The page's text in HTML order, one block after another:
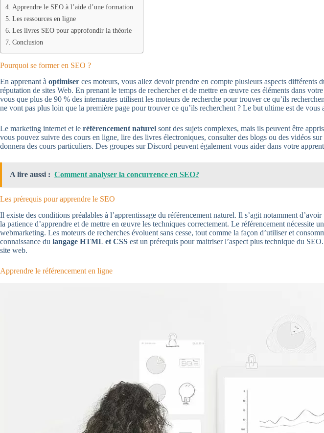
Apprendre le SEO à l’aide d’une formation
Les ressources en ligne
Les livres SEO pour approfondir la théorie
Conclusion
Pourquoi se former en SEO ?
En apprenant à optimiser ces moteurs, vous allez devoir prendre en compte plusieurs aspects différents
réputation de sites Web. En prenant le temps de rechercher et de mettre en œuvre ces éléments dans
vous que plus de 90 % des internautes utilisent les moteurs de recherche pour trouver ce qu’ils
ne vont pas plus loin que la première page pour trouver ce qu’ils recherchent ? Le but ultime est de vous
Le marketing internet et le référencement naturel sont des sujets complexes, mais ils peuvent être
vous pouvez suivre des cours en ligne, lire des livres électroniques, consulter des blogs ou des vidéos
donnera des cours particuliers. Des groupes sur Discord peuvent également vous aider dans votre
A lire aussi : Comment analyser la concurrence en SEO?
Les prérequis pour apprendre le SEO
Il existe des conditions préalables à l’apprentissage du référencement naturel. Il s’agit notamment
la patience d’apprendre et de mettre en œuvre les techniques correctement. Le référencement
webmarketing. Les moteurs de recherches évoluent sans cesse, tout comme la façon d’utiliser et
connaissance du langage HTML et CSS est un prérequis pour maitriser l’aspect plus technique du
site web.
Apprendre le référencement en ligne